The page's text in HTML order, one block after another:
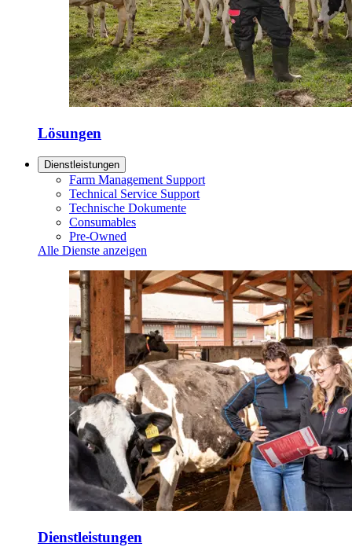
Lösungen
Dienstleistungen
Farm Management Support
Technical Service Support
Technische Dokumente
Consumables
Pre-Owned
Alle Dienste anzeigen
Dienstleistungen